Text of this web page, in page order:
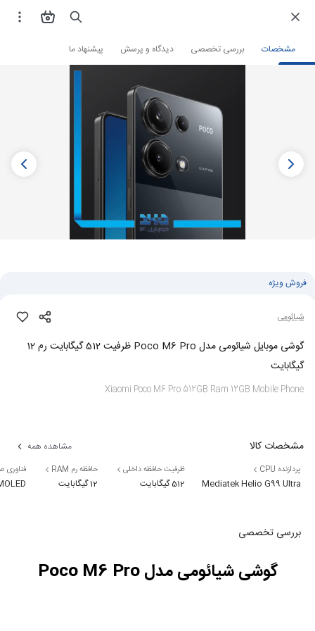
مشخصات بررسی تخصصی دیدگاه و پرسش پیشنهاد ما فروشگاه اینترنتی گوشی موبایل گوشی شیائومی
فروش ویژه
شیائومی
گوشی موبایل شیائومی مدل Poco M6 Pro ظرفیت 512 گیگابایت رم 12
گیگابایت
Xiaomi Poco M6 Pro 512GB Ram 12GB Mobile Phone
مشخصات کالا مشاهده همه
پردازنده CPU
Mediatek Helio G99 Ultra
ظرفیت حافظه داخلی
512 گیگابایت
حافظه رم RAM
12 گیگابایت
بررسی تخصصی
گوشی شیائومی مدل Poco M6 Pro